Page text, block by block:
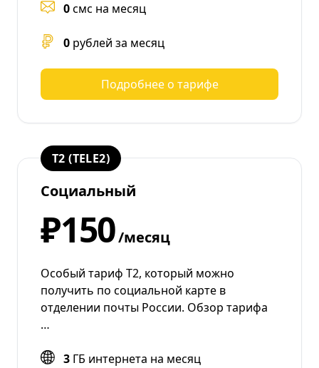
0смс на месяц
0 рублей за месяц
Подробнее о тарифе
T2 (TELE2)
Социальный
₽150/месяц
Особый тариф Т2, который можно
получить по социальной карте в
отделении почты России. Обзор тарифа
…
3 ГБ интернета на месяц